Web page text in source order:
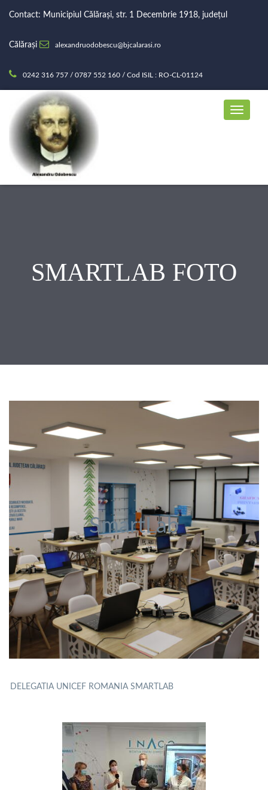
Contact: Municipiul Călărași, str. 1 Decembrie 1918, județul
Călărași alexandruodobescu@bjcalarasi.ro
0242 316 757 / 0787 552 160 / Cod ISIL : RO-CL-01124
SMARTLAB FOTO
SmartLab
DELEGATIA UNICEF ROMANIA SMARTLAB